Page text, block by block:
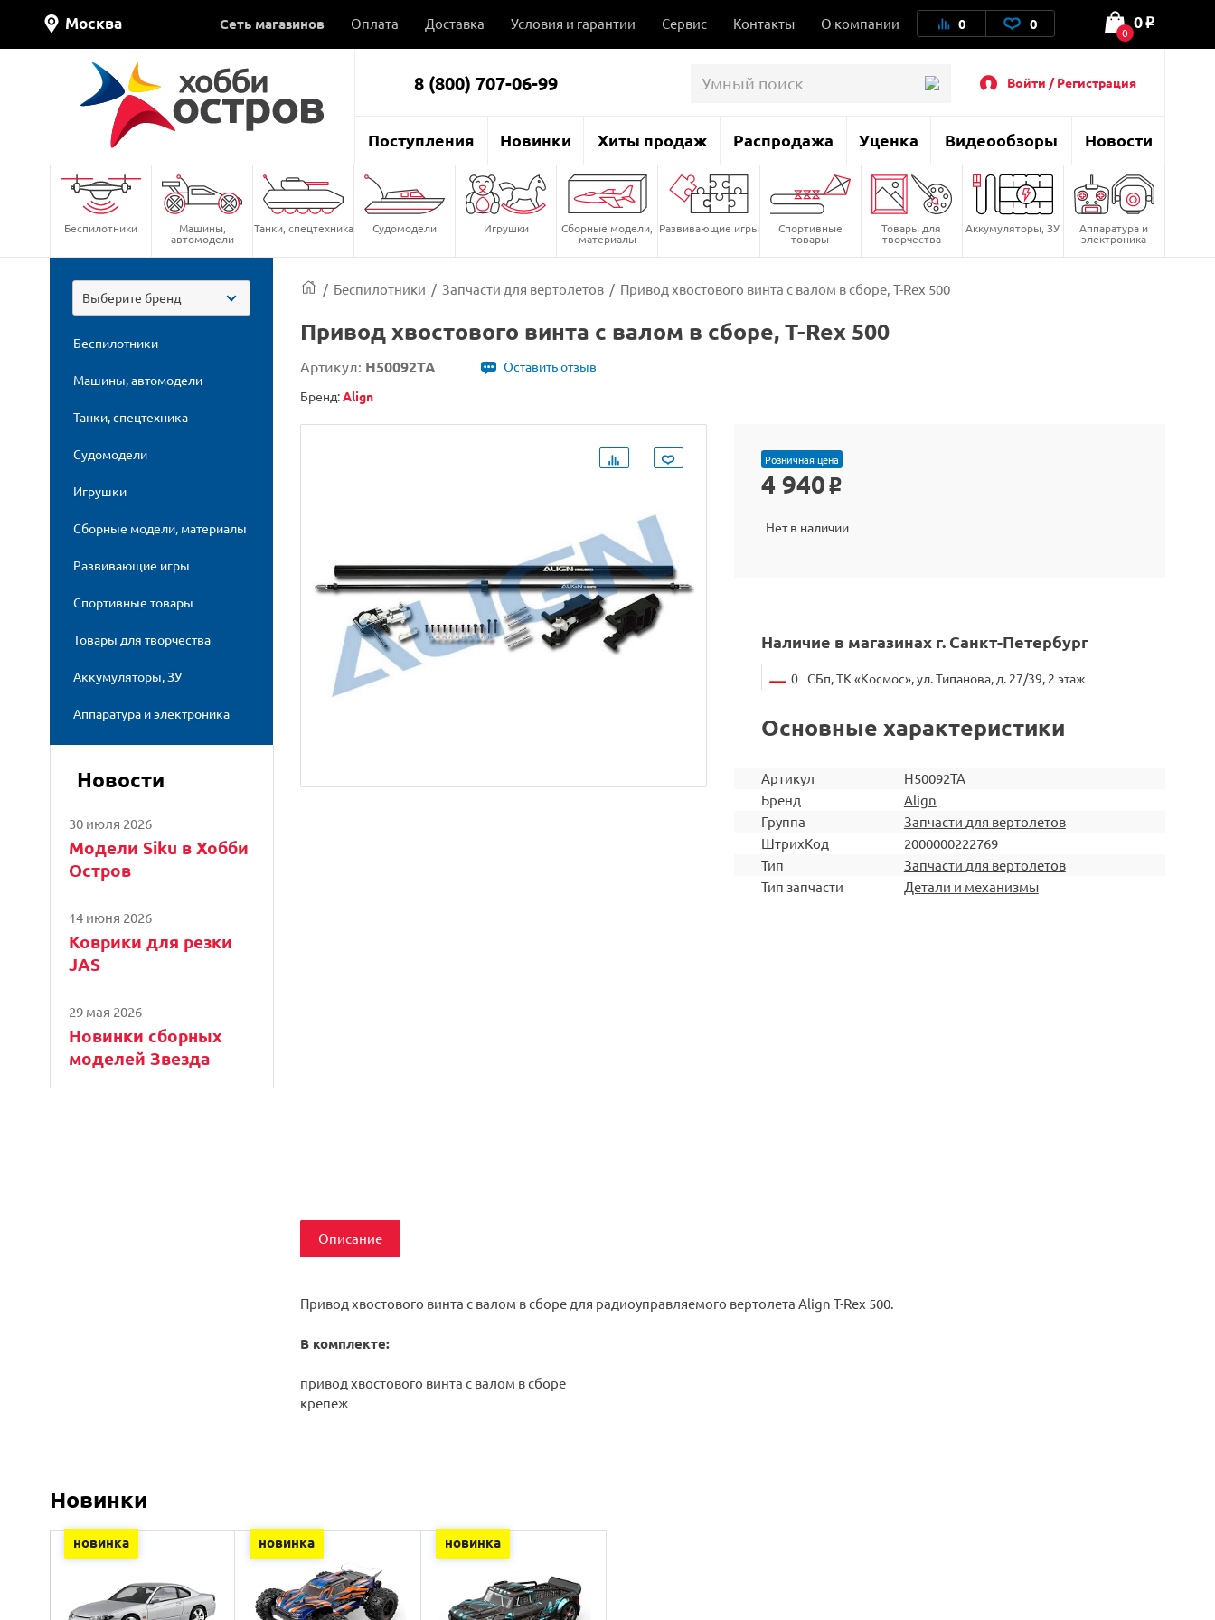
Москва Сеть магазинов Оплата Доставка Условия и гарантии Сервис Контакты О компании 0 0 0
0 o
8 (800) 707-06-99 Войти / Регистрация
Поступления Новинки Хиты продаж Распродажа Уценка Видеообзоры Новости
Беспилотники Машины,
автомодели
Танки, спецтехника Судомодели Игрушки Сборные модели,
материалы
Развивающие игры Спортивные
товары
Товары для
творчества
Аккумуляторы, ЗУ Аппаратура и
электроника
Выберите бренд
Беспилотники
Машины, автомодели
Танки, спецтехника
Судомодели
Игрушки
Сборные модели, материалы
Развивающие игры
Спортивные товары
Товары для творчества
Аккумуляторы, ЗУ
Аппаратура и электроника
Новости
30 июля 2026
Модели Siku в Хобби
Остров
14 июня 2026
Коврики для резки
JAS
29 мая 2026
Новинки сборных
моделей Звезда
/ Беспилотники / Запчасти для вертолетов / Привод хвостового винта с валом в сборе, T-Rex 500
Привод хвостового винта с валом в сборе, T-Rex 500
Артикул: H50092TA
Оставить отзыв
Бренд:Align
Розничная цена
4 940 o
Нет в наличии
Наличие в магазинах г. Санкт-Петербург
0 СБп, ТК «Космос», ул. Типанова, д. 27/39, 2 этаж
Основные характеристики
Артикул
H50092TA
Бренд
Align
Группа
Запчасти для вертолетов
ШтрихКод
2000000222769
Тип
Запчасти для вертолетов
Тип запчасти
Детали и механизмы
Описание
Привод хвостового винта с валом в сборе для радиоуправляемого вертолета Align T-Rex 500.
В комплекте:
привод хвостового винта с валом в сборе
крепеж
Новинки
новинка новинка новинка